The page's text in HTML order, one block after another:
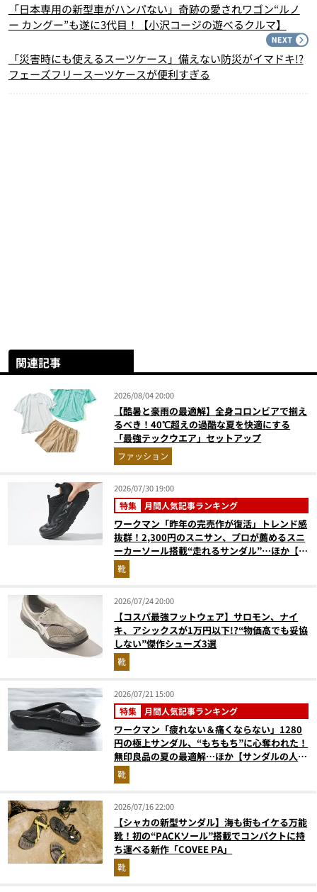
「日本専用の新型車がハンパない」奇跡の愛されワゴン“ルノ
ー カングー”も遂に3代目！【小沢コージの遊べるクルマ】
「災害時にも使えるスーツケース」備えない防災がイマドキ!?
フェーズフリースーツケースが便利すぎる
関連記事
2026/08/04 20:00
【酷暑と豪雨の最適解】全身コロンビアで揃え
るべき！40℃超えの過酷な夏を快適にする
「最強テックウエア」セットアップ
ファッション
2026/07/30 19:00
特集 月間人気記事ランキング
ワークマン「昨年の完売作が復活」トレンド感
抜群！2,300円のスニサン、プロが薦めるスニ
ーカーソール搭載“走れるサンダル”…ほか【夏
シューズの人気記事ランキングベスト3】
（2026年6月版）
靴
2026/07/24 20:00
【コスパ最強フットウェア】サロモン、ナイ
キ、アシックスが1万円以下!?“物価高でも妥協
しない”傑作シューズ3選
靴
2026/07/21 15:00
特集 月間人気記事ランキング
ワークマン「疲れない＆痛くならない」1280
円の極上サンダル、“もちもち”に心奪われた！
無印良品の夏の最適解…ほか【サンダルの人気
記事ランキングベスト3】（2026年6月版）
靴
2026/07/16 22:00
【シャカの新型サンダル】海も街もイケる万能
靴！初の“PACKソール”搭載でコンパクトに持
ち運べる新作「COVEE PA」
靴